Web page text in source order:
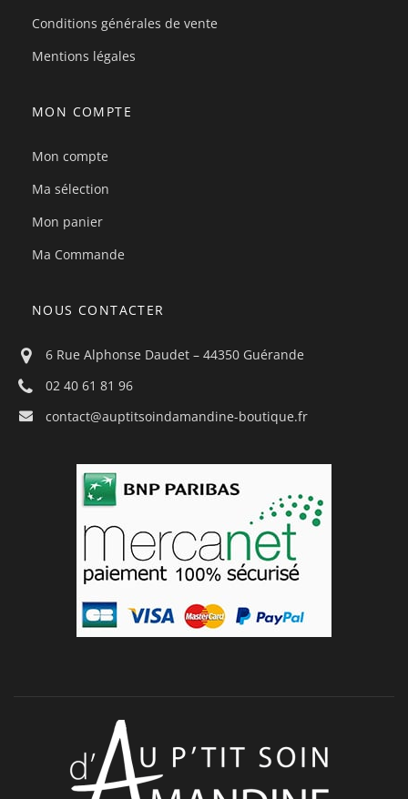
Conditions générales de vente
Mentions légales
MON COMPTE
Mon compte
Ma sélection
Mon panier
Ma Commande
NOUS CONTACTER
6 Rue Alphonse Daudet – 44350 Guérande
02 40 61 81 96
contact@auptitsoindamandine-boutique.fr